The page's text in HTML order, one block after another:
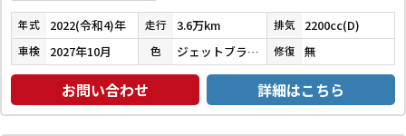
年式 2022(令和4)年 走行 3.6万km 排気 2200cc(D)
車検 2027年10月 色 ジェットブラックマイカ 修復 無
お問い合わせ 詳細はこちら